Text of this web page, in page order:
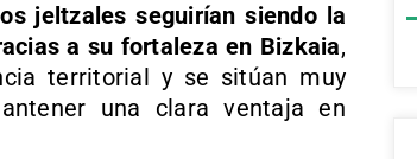
jeltzales seguirían siendo la
a su fortaleza en Bizkaia,
territorial y se sitúan muy
una clara ventaja en